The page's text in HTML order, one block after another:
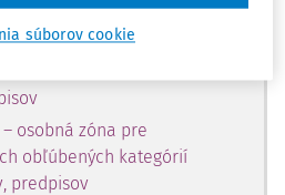
obsahu:
osobná zóna pre
obľúbených kategórií
predpisov
súborov cookie